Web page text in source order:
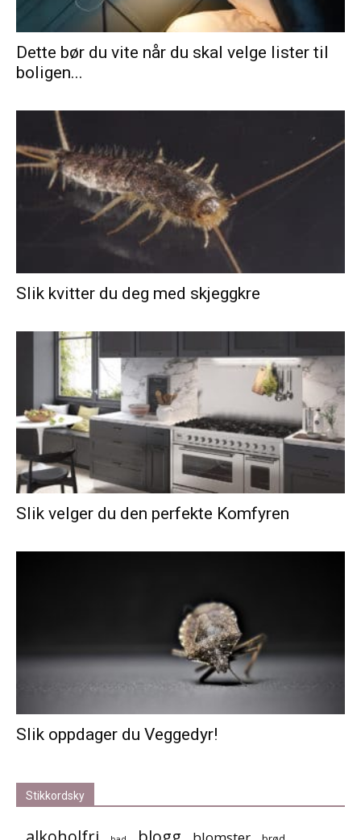
Dette bør du vite når du skal velge lister til
boligen...
Slik kvitter du deg med skjeggkre
Slik velger du den perfekte Komfyren
Slik oppdager du Veggedyr!
Stikkordsky